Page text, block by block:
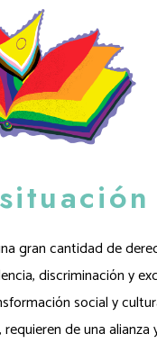
gran cantidad de
discriminación y
social y
de una